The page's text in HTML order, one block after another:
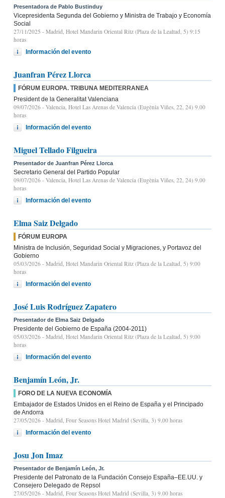
Presentadora de Pablo Bustinduy
Vicepresidenta Segunda del Gobierno y Ministra de Trabajo y Economía
Social
27/11/2025 - Madrid, Hotel Mandarin Oriental Ritz (Plaza de la Lealtad, 5) 9:15
horas
Información del evento
Juanfran Pérez Llorca
FÓRUM EUROPA. TRIBUNA MEDITERRANEA
President de la Generalitat Valenciana
09/07/2026 - Valencia, Hotel Las Arenas de Valencia (Eugènia Viñes, 22, 24) 9.00
horas
Información del evento
Miguel Tellado Filgueira
Presentador de Juanfran Pérez Llorca
Secretario General del Partido Popular
09/07/2026 - Valencia, Hotel Las Arenas de Valencia (Eugènia Viñes, 22, 24) 9.00
horas
Información del evento
Elma Saiz Delgado
FÓRUM EUROPA
Ministra de Inclusión, Seguridad Social y Migraciones, y Portavoz del
Gobierno
05/03/2026 - Madrid, Hotel Mandarin Oriental Ritz (Plaza de la Lealtad, 5) 9:00
horas
Información del evento
José Luis Rodríguez Zapatero
Presentador de Elma Saiz Delgado
Presidente del Gobierno de España (2004-2011)
05/03/2026 - Madrid, Hotel Mandarin Oriental Ritz (Plaza de la Lealtad, 5) 9:00
horas
Información del evento
Benjamín León, Jr.
FORO DE LA NUEVA ECONOMÍA
Embajador de Estados Unidos en el Reino de España y el Principado
de Andorra
27/05/2026 - Madrid, Four Seasons Hotel Madrid (Sevilla, 3) 9.00 horas
Información del evento
Josu Jon Imaz
Presentador de Benjamín León, Jr.
Presidente del Patronato de la Fundación Consejo España–EE.UU. y
Consejero Delegado de Repsol
27/05/2026 - Madrid, Four Seasons Hotel Madrid (Sevilla, 3) 9.00 horas